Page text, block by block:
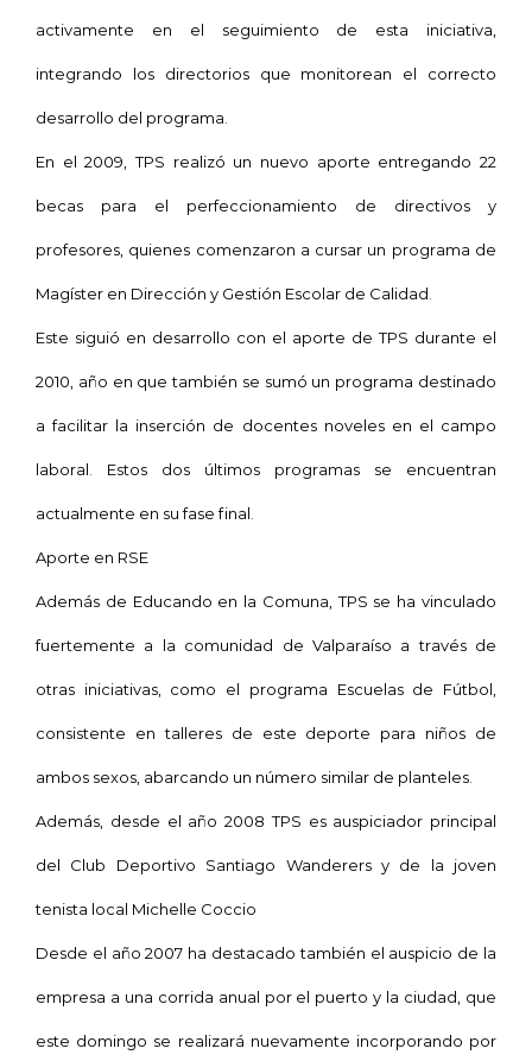
activamente en el seguimiento de esta iniciativa,
integrando los directorios que monitorean el correcto
desarrollo del programa.
En el 2009, TPS realizó un nuevo aporte entregando 22
becas para el perfeccionamiento de directivos y
profesores, quienes comenzaron a cursar un programa de
Magíster en Dirección y Gestión Escolar de Calidad.
Este siguió en desarrollo con el aporte de TPS durante el
2010, año en que también se sumó un programa destinado
a facilitar la inserción de docentes noveles en el campo
laboral. Estos dos últimos programas se encuentran
actualmente en su fase final.
Aporte en RSE
Además de Educando en la Comuna , TPS se ha vinculado
fuertemente a la comunidad de Valparaíso a través de
otras iniciativas, como el programa Escuelas de Fútbol,
consistente en talleres de este deporte para niños de
ambos sexos, abarcando un número similar de planteles.
Además, desde el año 2008 TPS es auspiciador principal
del Club Deportivo Santiago Wanderers y de la joven
tenista local Michelle Coccio
Desde el año 2007 ha destacado también el auspicio de la
empresa a una corrida anual por el puerto y la ciudad, que
este domingo se realizará nuevamente incorporando por